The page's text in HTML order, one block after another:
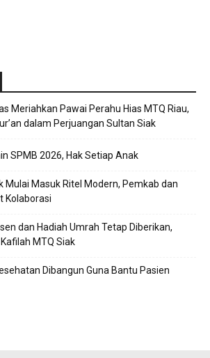
Meriahkan Pawai Perahu Hias MTQ Riau,
dalam Perjuangan Sultan Siak
SPMB 2026, Hak Setiap Anak
Mulai Masuk Ritel Modern, Pemkab dan
Kolaborasi
dan Hadiah Umrah Tetap Diberikan,
MTQ Siak
Dibangun Guna Bantu Pasien